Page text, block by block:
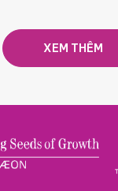
XEM THÊM